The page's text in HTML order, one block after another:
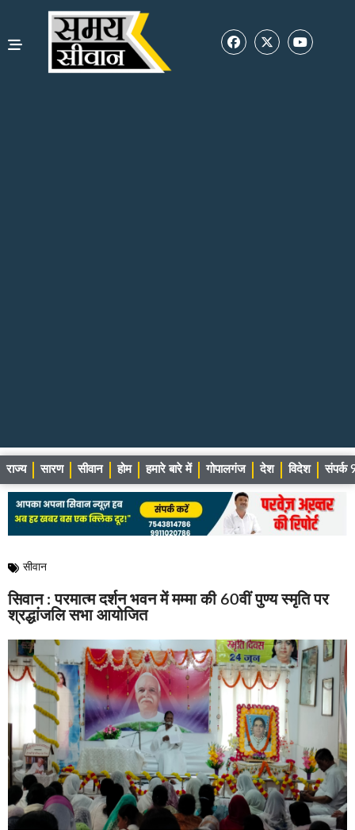
राज्य सारण सीवान होम हमारे बारे में गोपालगंज देश विदेश संपर्क
सीवान
सिवान : परमात्म दर्शन भवन में मम्मा की 60वीं पुण्य स्मृति पर
श्रद्धांजलि सभा आयोजित